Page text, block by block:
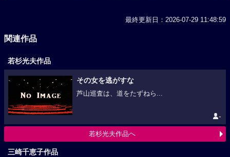
最終更新日：2026-07-29 11:48:59
関連作品
若杉光夫作品
その女を逃がすな
芦山巡査は、道をたずねら...
-
若杉光夫作品へ
三崎千恵子作品